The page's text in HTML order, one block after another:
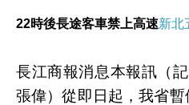
22時後長途客車禁上高速新北
長江商報消息本報訊（
張偉）從即日起，我省